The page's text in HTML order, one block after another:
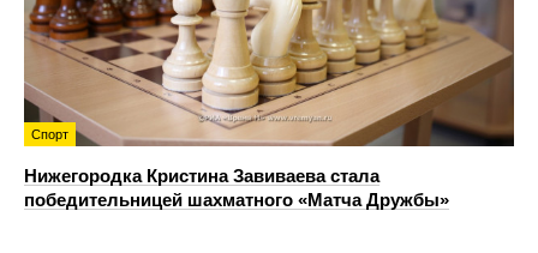
Спорт
Нижегородка Кристина Завиваева стала
победительницей шахматного «Матча Дружбы»